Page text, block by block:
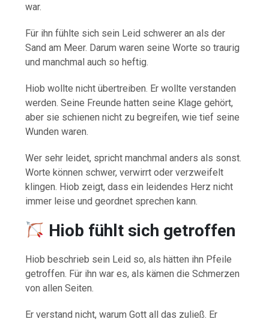
war.
Für ihn fühlte sich sein Leid schwerer an als der
Sand am Meer. Darum waren seine Worte so traurig
und manchmal auch so heftig.
Hiob wollte nicht übertreiben. Er wollte verstanden
werden. Seine Freunde hatten seine Klage gehört,
aber sie schienen nicht zu begreifen, wie tief seine
Wunden waren.
Wer sehr leidet, spricht manchmal anders als sonst.
Worte können schwer, verwirrt oder verzweifelt
klingen. Hiob zeigt, dass ein leidendes Herz nicht
immer leise und geordnet sprechen kann.
Hiob fühlt sich getroffen
Hiob beschrieb sein Leid so, als hätten ihn Pfeile
getroffen. Für ihn war es, als kämen die Schmerzen
von allen Seiten.
Er verstand nicht, warum Gott all das zuließ. Er